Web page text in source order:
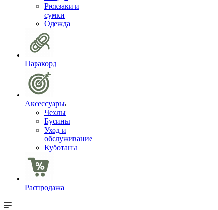
Рюкзаки и
сумки
Одежда
Паракорд
Аксессуары
Чехлы
Бусины
Уход и
обслуживание
Куботаны
Распродажа